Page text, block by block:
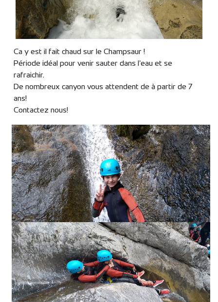
Ca y est il fait chaud sur le Champsaur !
Période idéal pour venir sauter dans l'eau et se
rafraichir.
De nombreux canyon vous attendent de à partir de 7
ans!
Contactez nous!